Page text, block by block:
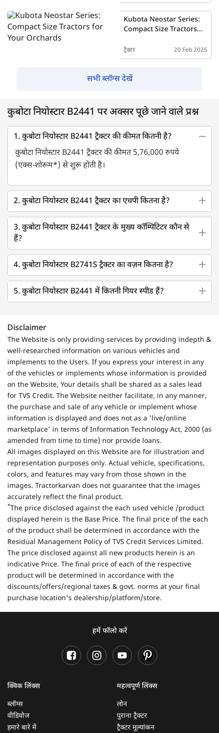
Kubota Neostar Series:
Compact Size Tractors
ट्रैक्टर 20 Feb 2025
सभी ब्लॉग्स देखें
कुबोटा नियोस्टार B2441 पर अक्सर पूछे जाने वाले प्रश्न
1. कुबोटा नियोस्टार B2441 ट्रैक्टर की कीमत कितनी है?
कुबोटा नियोस्टार B2441 ट्रैक्टर की कीमत 5,76,000 रुपये
(एक्स-शोरूम*) से शुरू होती है।
2. कुबोटा नियोस्टार B2441 ट्रैक्टर का एचपी कितना है?
3. कुबोटा नियोस्टार B2441 ट्रैक्टर के मुख्य कॉम्पिटिटर कौन से
हैं?
4. कुबोटा नियोस्टार B2741S ट्रैक्टर का वज़न कितना है?
5. कुबोटा नियोस्टार B2441 में कितनी गियर स्पीड हैं?
Disclaimer
The Website is only providing services by providing indepth &
well-researched information on various vehicles and
implements to the Users. If you express your interest in any
of the vehicles or implements whose information is provided
on the Website, Your details shall be shared as a sales lead
for TVS Credit. The Website neither facilitate, in any manner,
the purchase and sale of any vehicle or implement whose
information is displayed and does not as a 'live/online
marketplace' in terms of Information Technology Act, 2000 (as
amended from time to time) nor provide loans.
All images displayed on this Website are for illustration and
representation purposes only. Actual vehicle, specifications,
colors, and features may vary from those shown in the
images. Tractorkarvan does not guarantee that the images
accurately reflect the final product.
*The price disclosed against the each used vehicle /product
displayed herein is the Base Price. The final price of the each
of the product shall be determined in accordance with the
Residual Management Policy of TVS Credit Services Limited.
The price disclosed against all new products herein is an
indicative Price. The final price of each of the respective
product will be determined in accordance with the
discounts/offers/regional taxes & govt. norms at your final
purchase location's dealership/platform/store.
हमें फॉलो करें
क्विक लिंक्स
ब्लॉग्स
वीडियोज
हमारे बारे में
महत्वपूर्ण लिंक्स
लोन
पुराना ट्रैक्टर
ट्रैक्टर मूल्यांकन